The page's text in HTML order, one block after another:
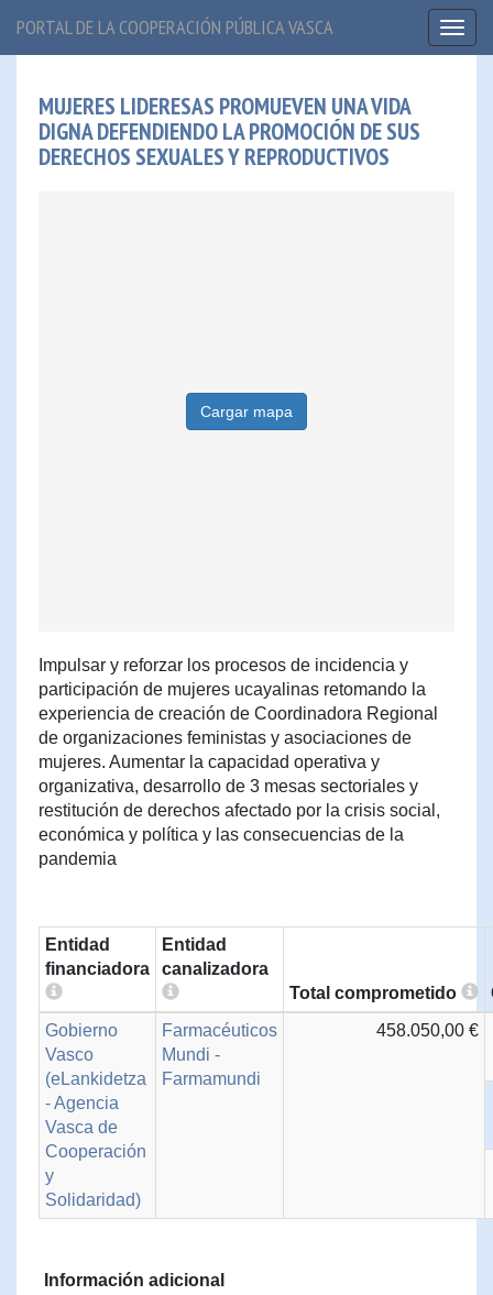
PORTAL DE LA COOPERACIÓN PÚBLICA VASCA
MUJERES LIDERESAS PROMUEVEN UNA VIDA
DIGNA DEFENDIENDO LA PROMOCIÓN DE SUS
DERECHOS SEXUALES Y REPRODUCTIVOS
Cargar mapa
Impulsar y reforzar los procesos de incidencia y
participación de mujeres ucayalinas retomando la
experiencia de creación de Coordinadora Regional
de organizaciones feministas y asociaciones de
mujeres. Aumentar la capacidad operativa y
organizativa, desarrollo de 3 mesas sectoriales y
restitución de derechos afectado por la crisis social,
económica y política y las consecuencias de la
pandemia
Entidad
financiadora
Entidad
canalizadora
Total comprometido
Gobierno
Vasco
(eLankidetza
- Agencia
Vasca de
Cooperación
y
Solidaridad)
Farmacéuticos
Mundi -
Farmamundi
458.050,00 €
Información adicional